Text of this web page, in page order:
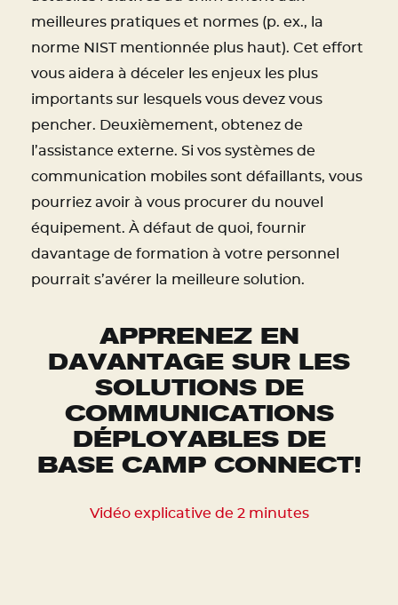
meilleures pratiques et normes (p. ex., la
norme NIST mentionnée plus haut). Cet effort
vous aidera à déceler les enjeux les plus
importants sur lesquels vous devez vous
pencher. Deuxièmement, obtenez de
l’assistance externe. Si vos systèmes de
communication mobiles sont défaillants, vous
pourriez avoir à vous procurer du nouvel
équipement. À défaut de quoi, fournir
davantage de formation à votre personnel
pourrait s’avérer la meilleure solution.
APPRENEZ EN
DAVANTAGE SUR LES
SOLUTIONS DE
COMMUNICATIONS
DÉPLOYABLES DE
BASE CAMP CONNECT!
Vidéo explicative de 2 minutes